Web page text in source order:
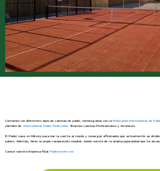
Contamos con diferentes tipos de canchas de padel, homologadas con la Federación Internacional de
miembro de International Padel Federation . Tenemos canchas Profesionales y Amateurs.
El Pádel nace en México para dar la vuelta al mundo y conseguir aficionados que actualmente se
países. Además, tiene su propio campeonato mundial, dando cuenta de la amplia popularidad que ha
Conoce nuestra Empresa Filial Padelcenter.mx